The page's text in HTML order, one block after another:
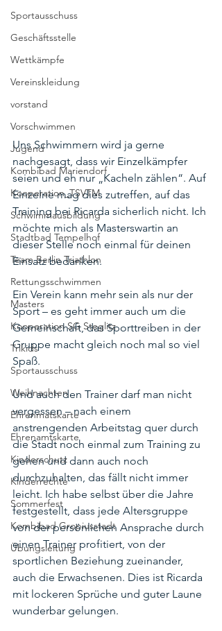
Sportausschuss
Geschäftsstelle
Wettkämpfe
Vereinskleidung
vorstand
Vorschwimmen
Jugend
Kombibad Mariendorf
Kooperation_TSVTM
Schwimmausbildung
Stadtbad Tempelhof
Team Berlin Triathlon
Rettungsschwimmen
Masters
Kooperation SG Steglitz
Trikids
Sportausschuss
Weihnachten
Ehrenmatskarte
Ehrenamtskarte
Kinderschutz
Kinderrechte
Sommerfest
Kombibad Gropiusstadt
Übungsleitung
Uns Schwimmern wird ja gerne
nachgesagt, dass wir Einzelkämpfer
seien und eh nur „Kacheln zählen“. Auf
Einzelne mag dies zutreffen, auf das
Training bei Ricarda sicherlich nicht. Ich
möchte mich als Masterswartin an
dieser Stelle noch einmal für deinen
Einsatz bedanken.
Ein Verein kann mehr sein als nur der
Sport – es geht immer auch um die
Gemeinschaft, das Sporttreiben in der
Gruppe macht gleich noch mal so viel
Spaß.
Und auch den Trainer darf man nicht
vergessen – nach einem
anstrengenden Arbeitstag quer durch
die Stadt noch einmal zum Training zu
gehen und dann auch noch
durchzuhalten, das fällt nicht immer
leicht. Ich habe selbst über die Jahre
festgestellt, dass jede Altersgruppe
von der persönlichen Ansprache durch
einen Trainer profitiert, von der
sportlichen Beziehung zueinander,
auch die Erwachsenen. Dies ist Ricarda
mit lockeren Sprüche und guter Laune
wunderbar gelungen.